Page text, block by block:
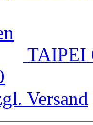
TAIPEI
Versand